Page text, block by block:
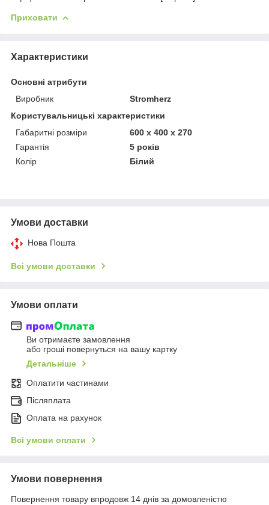
Приховати
Характеристики
Основні атрибути
Виробник
Stromherz
Користувальницькі характеристики
Габаритні розміри
600 x 400 x 270
Гарантія
5 років
Колір
Білий
Умови доставки
Нова Пошта
Всі умови доставки
Умови оплати
Ви отримаєте замовлення
або гроші повернуться на вашу картку
Детальніше
Оплатити частинами
Післяплата
Оплата на рахунок
Всі умови оплати
Умови повернення
Повернення товару впродовж 14 днів за домовленістю